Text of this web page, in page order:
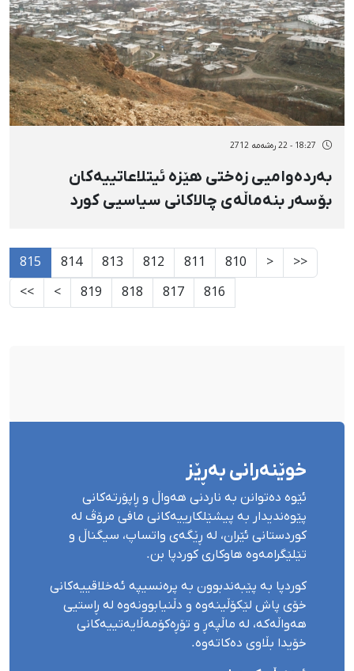
18:27 - 22 رەشەمه 2712
بەردەوامیی زەختی هێزە ئیتلاعاتییەکان
بۆسەر بنەماڵەی چالاکانی سیاسیی کورد
<<
<
810
811
812
813
814
815
816
817
818
819
>
>>
خوێنەرانی بەڕێز
ئێوە دەتوانن بە ناردنی هەواڵ و ڕاپۆرتەکانی
پێوەندیدار بە پیشێلکارییەکانی مافی مرۆڤ لە
کوردستانی ئێران، لە ڕێگەی واتساپ، سیگناڵ و
تێلێگرامەوە هاوکاری کوردپا بن.
کوردپا بە پێبەندبوون بە پرەنسیپە ئەخلاقییەکانی
خۆی پاش لێکۆڵینەوە و دڵنیابوونەوە لە ڕاستیی
هەواڵەکە، لە ماڵپەڕ و تۆڕەکۆمەڵایەتییەکانی
خۆیدا بڵاوی دەکاتەوە.